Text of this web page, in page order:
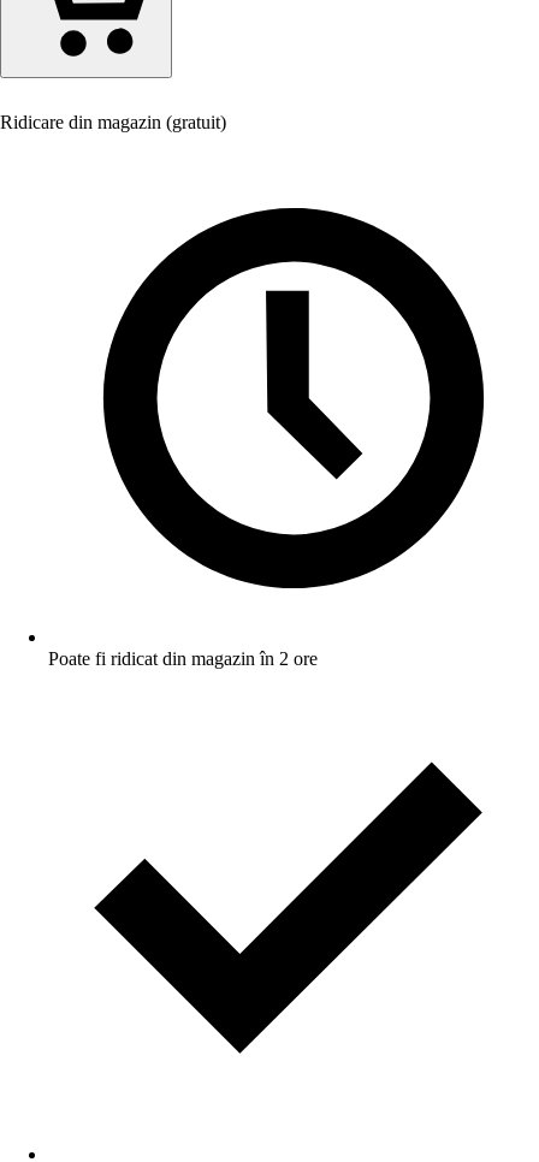
Ridicare din magazin (gratuit)
Poate fi ridicat din magazin în 2 ore